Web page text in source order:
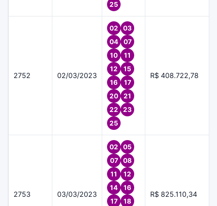
25
2752 02/03/2023
02
03
04
07
10
11
12
15
16
17
20
21
22
23
25
R$ 408.722,78
2753 03/03/2023
02
05
07
08
11
12
14
16
17
18
R$ 825.110,34